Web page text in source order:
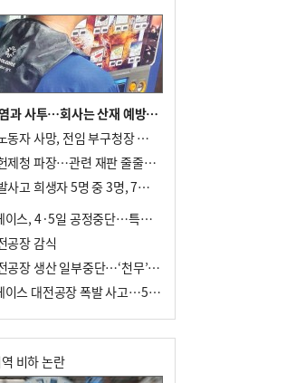
푹푹 찐다…온열질환자 10
노동자 살인 폭염과 사투…회사는 산재 예방·전기료 절감 전력
강서구 기간제노동자 사망, 전임 부구청장 檢 송치
중대재해법 위헌제청 파장…관련 재판 줄줄이 브레이크
한화에어로 폭발사고 희생자 5명 중 3명, 7일 영면
한화에어로스페이스, 4·5일 공정중단…특별 안전점검
공장 감식
한화에어로 대전공장 생산 일부중단…‘천무’ 수출 비상
한화에어로스페이스 대전공장 폭발 사고…5명 사망·2명 부상(종합)
비하 논란